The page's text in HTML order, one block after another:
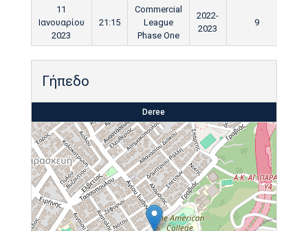
11
Ιανουαρίου
2023
21:15
Commercial
League
Phase One
2022-
2023
9
Γήπεδο
Deree